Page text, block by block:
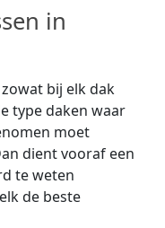
in
bij elk dak
type daken waar
moet
dient vooraf een
te weten
de beste